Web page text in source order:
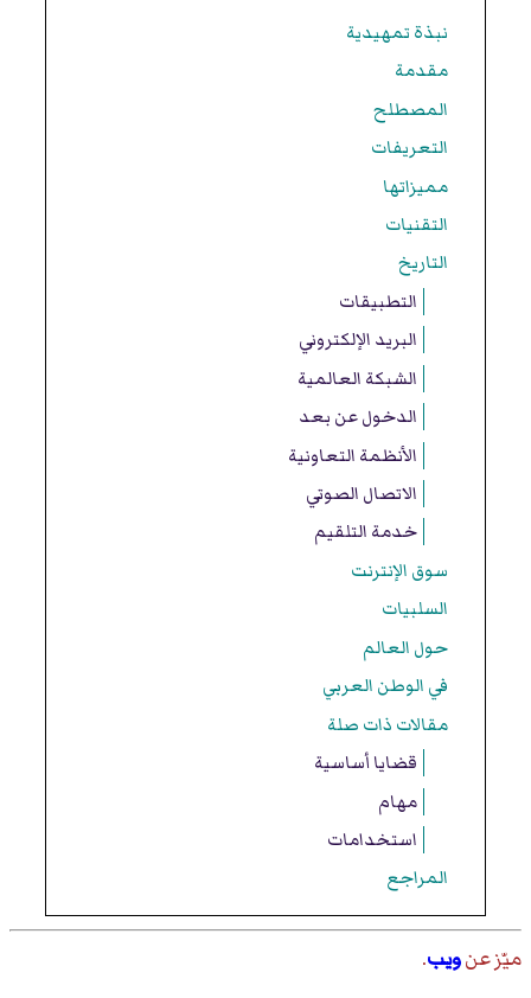
نبذة تمهيدية
مقدمة
المصطلح
التعريفات
مميزاتها
التقنيات
التاريخ
التطبيقات
البريد الإلكتروني
الشبكة العالمية
الدخول عن بعد
الأنظمة التعاونية
الاتصال الصوتي
خدمة التلقيم
سوق الإنترنت
السلبيات
حول العالم
في الوطن العربي
مقالات ذات صلة
قضايا أساسية
مهام
استخدامات
المراجع
ميّز عنويب.